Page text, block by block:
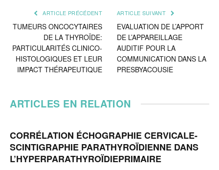
ARTICLE PRÉCÉDENT
TUMEURS ONCOCYTAIRES
DE LA THYROÏDE:
PARTICULARITÉS CLINICO-
HISTOLOGIQUES ET LEUR
IMPACT THÉRAPEUTIQUE
ARTICLE SUIVANT
EVALUATION DE L’APPORT
DE L’APPAREILLAGE
AUDITIF POUR LA
COMMUNICATION DANS LA
PRESBYACOUSIE
ARTICLES EN RELATION
CORRÉLATION ÉCHOGRAPHIE CERVICALE-
SCINTIGRAPHIE PARATHYROÏDIENNE DANS
L’HYPERPARATHYROÏDIEPRIMAIRE